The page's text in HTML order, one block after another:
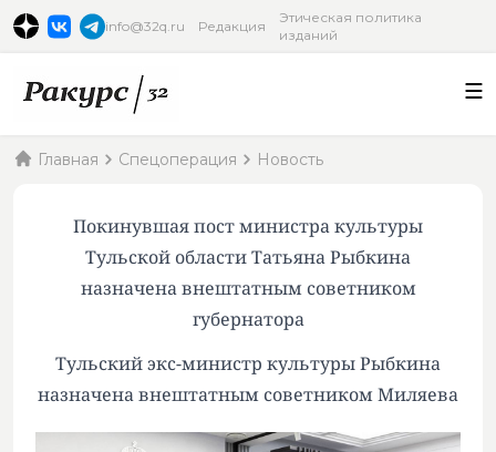
info@32q.ru Редакция
Этическая политика
изданий
Главная Спецоперация Новость
Покинувшая пост министра культуры
Тульской области Татьяна Рыбкина
назначена внештатным советником
губернатора
Тульский экс-министр культуры Рыбкина
назначена внештатным советником Миляева